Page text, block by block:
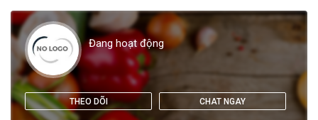
Đang hoạt động
THEO DÕI CHAT NGAY